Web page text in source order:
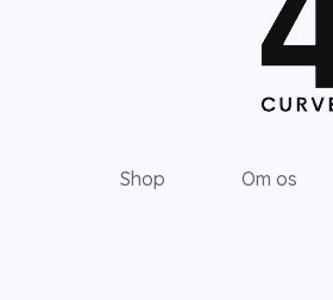
Shop Om os